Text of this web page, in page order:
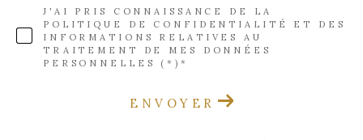
J'AI PRIS CONNAISSANCE DE LA
POLITIQUE DE CONFIDENTIALITÉ ET DES
INFORMATIONS RELATIVES AU
TRAITEMENT DE MES DONNÉES
PERSONNELLES (*)*
ENVOYER